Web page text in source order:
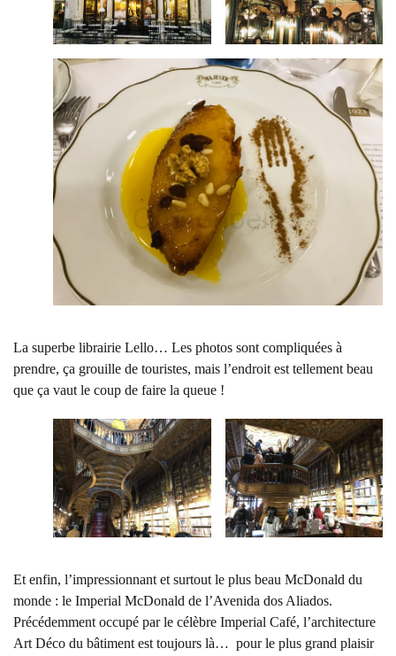
La superbe librairie Lello… Les photos sont compliquées à
prendre, ça grouille de touristes, mais l’endroit est tellement beau
que ça vaut le coup de faire la queue !
Et enfin, l’impressionnant et surtout le plus beau McDonald du
monde : le Imperial McDonald de l’Avenida dos Aliados.
Précédemment occupé par le célèbre Imperial Café, l’architecture
Art Déco du bâtiment est toujours là… pour le plus grand plaisir